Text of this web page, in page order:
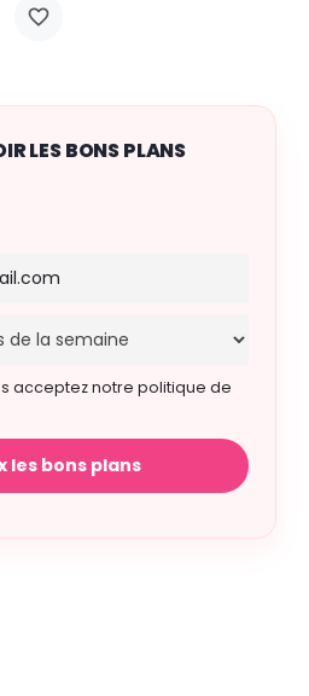
LES BONS PLANS
acceptez notre politique de